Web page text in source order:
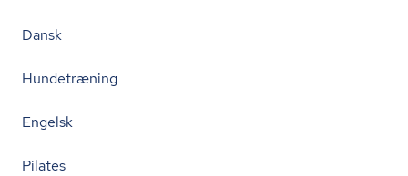
Dansk
Hundetræning
Engelsk
Pilates